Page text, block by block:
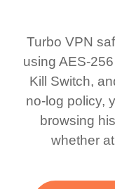
Turbo VPN
using AES-
Kill Switch,
no-log policy,
browsing
whether